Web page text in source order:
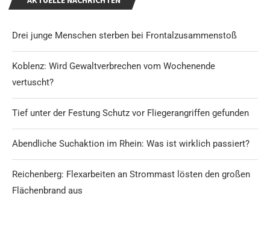
Drei junge Menschen sterben bei Frontalzusammenstoß
Koblenz: Wird Gewaltverbrechen vom Wochenende
vertuscht?
Tief unter der Festung Schutz vor Fliegerangriffen gefunden
Abendliche Suchaktion im Rhein: Was ist wirklich passiert?
Reichenberg: Flexarbeiten an Strommast lösten den großen
Flächenbrand aus